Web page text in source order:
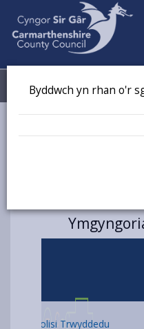
Byddwch yn rhan o'r
Dewislen
Polisi Trwyddedu